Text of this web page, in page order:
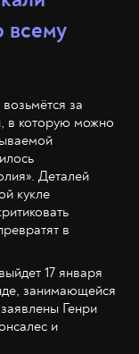
всему
за
в которую можно
Деталей
кукле
в
17 января
занимающейся
Генри
и